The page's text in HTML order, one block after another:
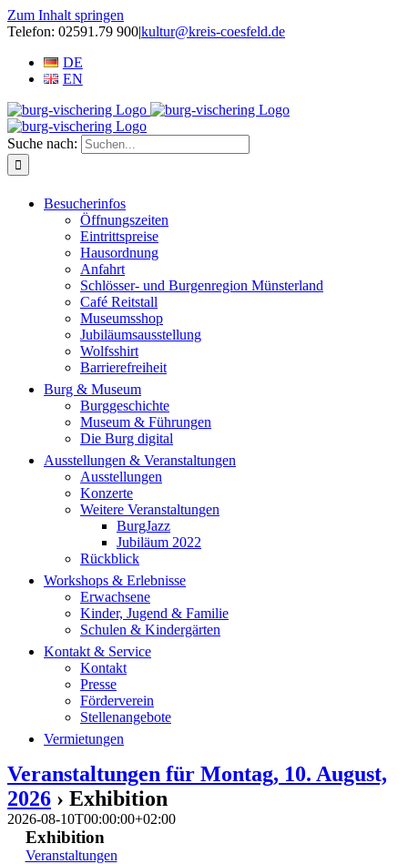
Zum Inhalt springen
Telefon: 02591.79 900|kultur@kreis-coesfeld.de
DE
EN
Suche nach:
Besucherinfos
Öffnungszeiten
Eintrittspreise
Hausordnung
Anfahrt
Schlösser- und Burgenregion Münsterland
Café Reitstall
Museumsshop
Jubiläumsausstellung
Wolfsshirt
Barrierefreiheit
Burg & Museum
Burggeschichte
Museum & Führungen
Die Burg digital
Ausstellungen & Veranstaltungen
Ausstellungen
Konzerte
Weitere Veranstaltungen
BurgJazz
Jubiläum 2022
Rückblick
Workshops & Erlebnisse
Erwachsene
Kinder, Jugend & Familie
Schulen & Kindergärten
Kontakt & Service
Kontakt
Presse
Förderverein
Stellenangebote
Vermietungen
Veranstaltungen für Montag, 10. August,
2026 › Exhibition
2026-08-10T00:00:00+02:00
Exhibition
Veranstaltungen